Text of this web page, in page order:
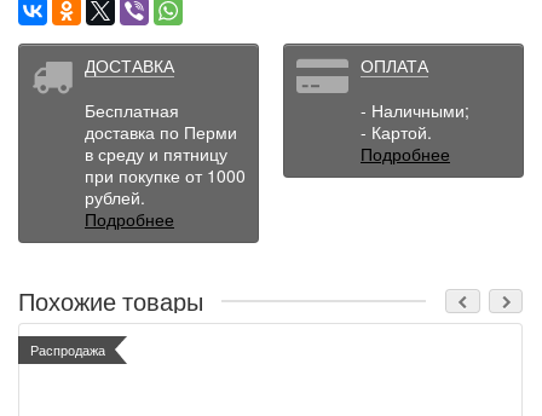
ДОСТАВКА
Бесплатная
доставка по Перми
в среду и пятницу
при покупке от 1000
рублей.
Подробнее
ОПЛАТА
- Наличными;
- Картой.
Подробнее
Похожие товары
Распродажа